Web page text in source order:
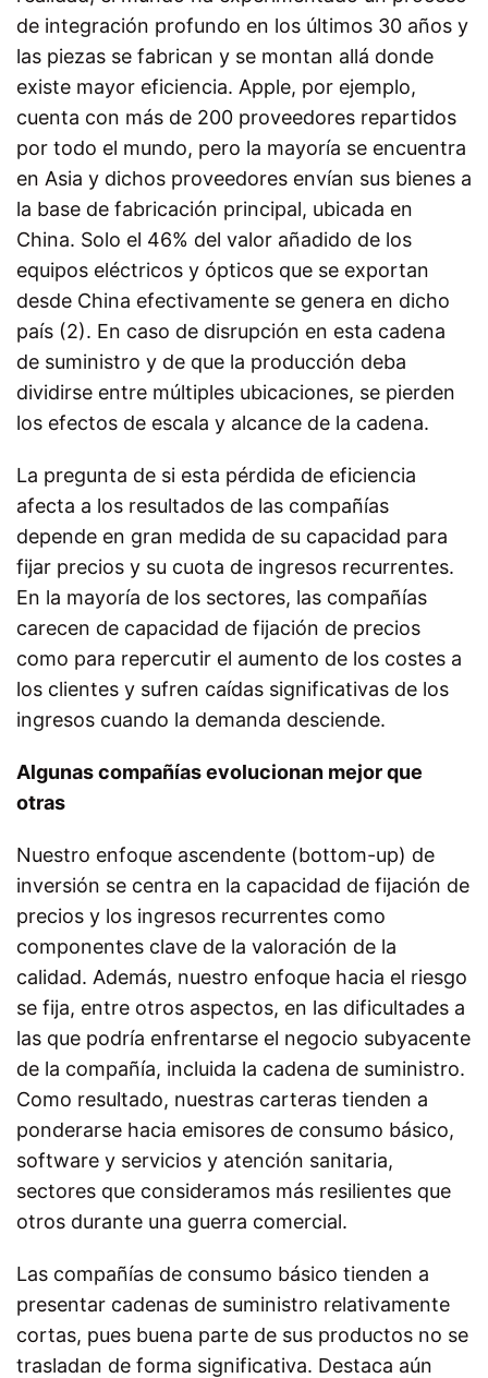
de integración profundo en los últimos 30 años y
las piezas se fabrican y se montan allá donde
existe mayor eficiencia. Apple, por ejemplo,
cuenta con más de 200 proveedores repartidos
por todo el mundo, pero la mayoría se encuentra
en Asia y dichos proveedores envían sus bienes a
la base de fabricación principal, ubicada en
China. Solo el 46% del valor añadido de los
equipos eléctricos y ópticos que se exportan
desde China efectivamente se genera en dicho
país (2). En caso de disrupción en esta cadena
de suministro y de que la producción deba
dividirse entre múltiples ubicaciones, se pierden
los efectos de escala y alcance de la cadena.
La pregunta de si esta pérdida de eficiencia
afecta a los resultados de las compañías
depende en gran medida de su capacidad para
fijar precios y su cuota de ingresos recurrentes.
En la mayoría de los sectores, las compañías
carecen de capacidad de fijación de precios
como para repercutir el aumento de los costes a
los clientes y sufren caídas significativas de los
ingresos cuando la demanda desciende.
Algunas compañías evolucionan mejor que
otras
Nuestro enfoque ascendente (bottom-up) de
inversión se centra en la capacidad de fijación de
precios y los ingresos recurrentes como
componentes clave de la valoración de la
calidad. Además, nuestro enfoque hacia el riesgo
se fija, entre otros aspectos, en las dificultades a
las que podría enfrentarse el negocio subyacente
de la compañía, incluida la cadena de suministro.
Como resultado, nuestras carteras tienden a
ponderarse hacia emisores de consumo básico,
software y servicios y atención sanitaria,
sectores que consideramos más resilientes que
otros durante una guerra comercial.
Las compañías de consumo básico tienden a
presentar cadenas de suministro relativamente
cortas, pues buena parte de sus productos no se
trasladan de forma significativa. Destaca aún